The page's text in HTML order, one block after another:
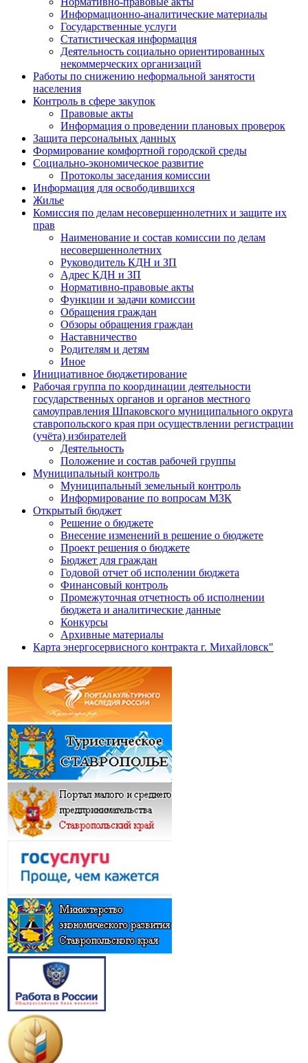
Информационно-аналитические материалы
Государственные услуги
Статистическая информация
Деятельность социально ориентированных
некоммерческих организаций
Работы по снижению неформальной занятости
населения
Контроль в сфере закупок
Правовые акты
Информация о проведении плановых проверок
Защита персональных данных
Формирование комфортной городской среды
Социально-экономическое развитие
Протоколы заседания комиссии
Информация для освободившихся
Жилье
Комиссия по делам несовершеннолетних и защите их
прав
Наименование и состав комиссии по делам
несовершеннолетних
Руководитель КДН и ЗП
Адрес КДН и ЗП
Нормативно-правовые акты
Функции и задачи комиссии
Обращения граждан
Обзоры обращения граждан
Наставничество
Родителям и детям
Иное
Инициативное бюджетирование
Рабочая группа по координации деятельности
государственных органов и органов местного
самоуправления Шпаковского муниципального округа
ставропольского края при осуществлении регистрации
(учёта) избирателей
Деятельность
Положение и состав рабочей группы
Муниципальный контроль
Муниципальный земельный контроль
Информирование по вопросам МЗК
Открытый бюджет
Решение о бюджете
Внесение изменений в решение о бюджете
Проект решения о бюджете
Бюджет для граждан
Годовой отчет об исполении бюджета
Финансовый контроль
Промежуточная отчетность об исполнении
бюджета и аналитические данные
Конкурсы
Архивные материалы
Карта энергосервисного контракта г. Михайловск"